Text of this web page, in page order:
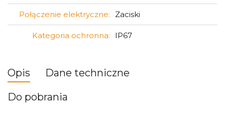
Połączenie elektryczne: Zaciski
Kategoria ochronna: IP67
Opis
Dane techniczne
Do pobrania